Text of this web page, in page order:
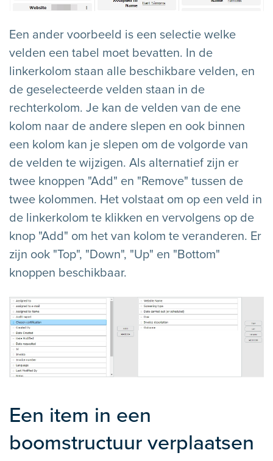
Een ander voorbeeld is een selectie welke
velden een tabel moet bevatten. In de
linkerkolom staan alle beschikbare velden, en
de geselecteerde velden staan in de
rechterkolom. Je kan de velden van de ene
kolom naar de andere slepen en ook binnen
een kolom kan je slepen om de volgorde van
de velden te wijzigen. Als alternatief zijn er
twee knoppen "Add" en "Remove" tussen de
twee kolommen. Het volstaat om op een veld in
de linkerkolom te klikken en vervolgens op de
knop "Add" om het van kolom te veranderen. Er
zijn ook "Top", "Down", "Up" en "Bottom"
knoppen beschikbaar.
Een item in een
boomstructuur verplaatsen